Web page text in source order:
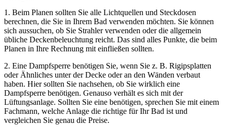
1. Beim Planen sollten Sie alle Lichtquellen und Steckdosen
berechnen, die Sie in Ihrem Bad verwenden möchten. Sie können
sich aussuchen, ob Sie Strahler verwenden oder die allgemein
übliche Deckenbeleuchtung reicht. Das sind alles Punkte, die beim
Planen in Ihre Rechnung mit einfließen sollten.
2. Eine Dampfsperre benötigen Sie, wenn Sie z. B. Rigipsplatten
oder Ähnliches unter der Decke oder an den Wänden verbaut
haben. Hier sollten Sie nachsehen, ob Sie wirklich eine
Dampfsperre benötigen. Genauso verhält es sich mit der
Lüftungsanlage. Sollten Sie eine benötigen, sprechen Sie mit einem
Fachmann, welche Anlage die richtige für Ihr Bad ist und
vergleichen Sie genau die Preise.